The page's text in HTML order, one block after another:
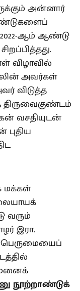
அன்னார்
2022-ஆம் ஆண்டு
விழாவில்
அவர்கள்
விடுத்த
வசதியுடன்
புதிய
மக்கள்
வரும்
இரா.
நூற்றாண்டுக்